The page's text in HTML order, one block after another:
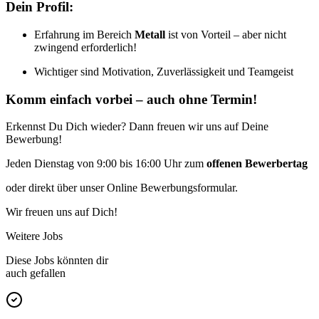
Dein Profil:
Erfahrung im Bereich Metall ist von Vorteil – aber nicht
zwingend erforderlich!
Wichtiger sind Motivation, Zuverlässigkeit und Teamgeist
Komm einfach vorbei – auch ohne Termin!
Erkennst Du Dich wieder? Dann freuen wir uns auf Deine
Bewerbung!
Jeden Dienstag von 9:00 bis 16:00 Uhr zum offenen Bewerbertag
oder direkt über unser Online Bewerbungsformular.
Wir freuen uns auf Dich!
Weitere Jobs
Diese Jobs könnten dir
auch gefallen